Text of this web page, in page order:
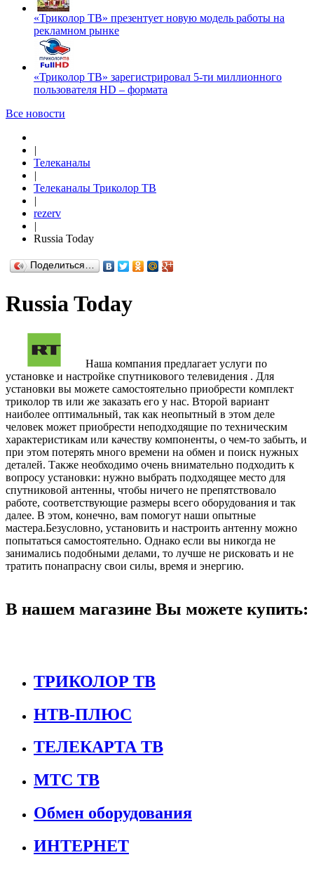
«Триколор ТВ» презентует новую модель работы на
рекламном рынке
«Триколор ТВ» зарегистрировал 5-ти миллионного
пользователя HD – формата
Все новости
|
Телеканалы
|
Телеканалы Триколор ТВ
|
rezerv
|
Russia Today
Поделиться…
Russia Today
Наша компания предлагает услуги по
установке и настройке спутникового телевидения . Для
установки вы можете самостоятельно приобрести комплект
триколор тв или же заказать его у нас. Второй вариант
наиболее оптимальный, так как неопытный в этом деле
человек может приобрести неподходящие по техническим
характеристикам или качеству компоненты, о чем-то забыть, и
при этом потерять много времени на обмен и поиск нужных
деталей. Также необходимо очень внимательно подходить к
вопросу установки: нужно выбрать подходящее место для
спутниковой антенны, чтобы ничего не препятствовало
работе, соответствующие размеры всего оборудования и так
далее. В этом, конечно, вам помогут наши опытные
мастера.Безусловно, установить и настроить антенну можно
попытаться самостоятельно. Однако если вы никогда не
занимались подобными делами, то лучше не рисковать и не
тратить понапрасну свои силы, время и энергию.
В нашем магазине Вы можете купить:
ТРИКОЛОР ТВ
НТВ-ПЛЮС
ТЕЛЕКАРТА ТВ
МТС ТВ
Обмен оборудования
ИНТЕРНЕТ